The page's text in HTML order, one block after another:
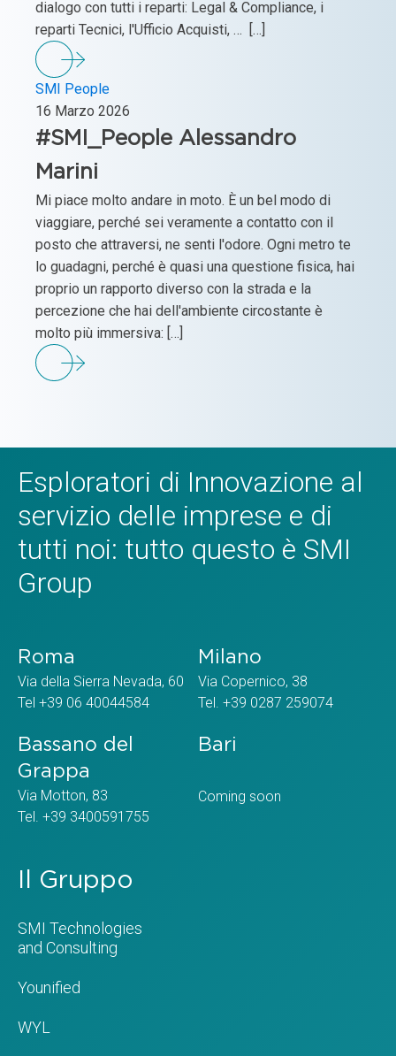
dialogo con tutti i reparti: Legal & Compliance, i
reparti Tecnici, l'Ufficio Acquisti, … […]
SMI People
16 Marzo 2026
#SMI_People Alessandro
Marini
Mi piace molto andare in moto. È un bel modo di
viaggiare, perché sei veramente a contatto con il
posto che attraversi, ne senti l'odore. Ogni metro te
lo guadagni, perché è quasi una questione fisica, hai
proprio un rapporto diverso con la strada e la
percezione che hai dell'ambiente circostante è
molto più immersiva: […]
Esploratori di Innovazione al
servizio delle imprese e di
tutti noi: tutto questo è SMI
Group
Roma
Via della Sierra Nevada, 60
Tel +39 06 40044584
Milano
Via Copernico, 38
Tel. +39 0287 259074
Bassano del
Grappa
Via Motton, 83
Tel. +39 3400591755
Bari
Coming soon
Il Gruppo
SMI Technologies
and Consulting
Younified
WYL